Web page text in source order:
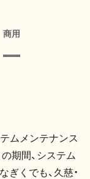
商用
ムメンテナンス
期間、システム
ぎくでも、久慈・